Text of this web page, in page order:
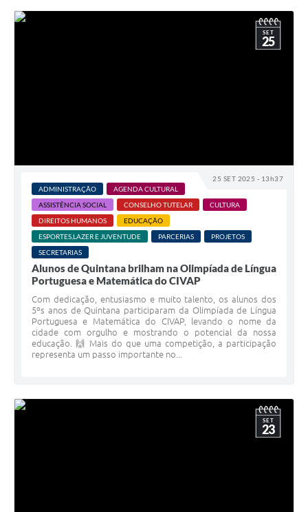
25 SET 2025 - 13h37
SET
25
ADMINISTRAÇÃO
AGENDA CULTURAL
ASSISTÊNCIA SOCIAL
CONSELHO TUTELAR
CULTURA
DIREITOS HUMANOS
EDUCAÇÃO
ESPORTES,LAZER E JUVENTUDE
PARCERIAS
PROJETOS
SECRETARIAS
Alunos de Quintana brilham na Olimpíada de Língua
Portuguesa e Matemática do CIVAP
Com dedicação, entusiasmo e muito talento, os alunos dos
5ºs anos de Quintana participaram da Olimpíada de Língua
Portuguesa e Matemática do CIVAP, levando o nome da
cidade com orgulho e mostrando o potencial da nossa
educação. 🙌 Mais do que uma competição, a participação
representa um passo importante no...
SET
23